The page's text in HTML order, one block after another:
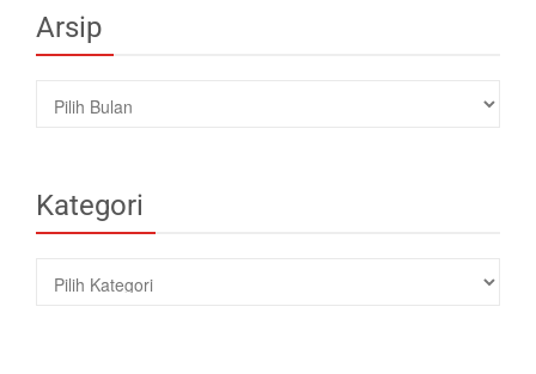
Arsip
Kategori